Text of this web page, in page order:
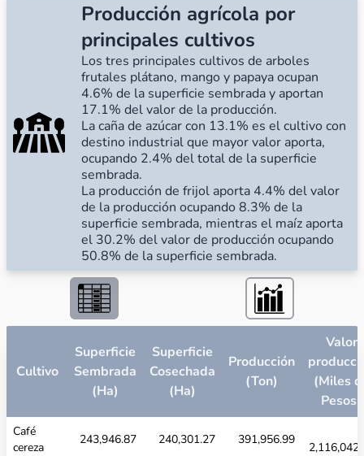
Producción agrícola por
principales cultivos
Los tres principales cultivos de arboles
frutales plátano, mango y papaya ocupan
4.6% de la superficie sembrada y aportan
17.1% del valor de la producción.
La caña de azúcar con 13.1% es el cultivo con
destino industrial que mayor valor aporta,
ocupando 2.4% del total de la superficie
sembrada.
La producción de frijol aporta 4.4% del valor
de la producción ocupando 8.3% de la
superficie sembrada, mientras el maíz aporta
el 30.2% del valor de producción ocupando
50.8% de la superficie sembrada.
Cultivo
Superficie
Sembrada
(Ha)
Superficie
Cosechada
(Ha)
Producción
(Ton)
Valor
(Miles
Pesos)
Café
cereza
243,946.87 240,301.27 391,956.99